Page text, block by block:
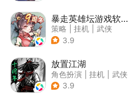
暴走英雄坛游戏软件V1.0
策略 挂机
武侠
| 剧情
3.9
放置江湖
角色扮演 挂机
武侠
| 文字游戏
3.9